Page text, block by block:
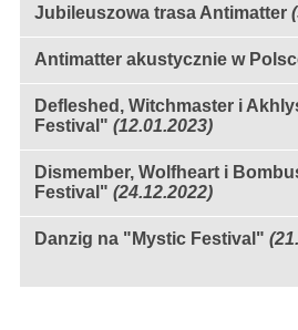
Jubileuszowa trasa Antimatter
Antimatter akustycznie w
Defleshed, Witchmaster i
Festival" (12.01.2023)
Dismember, Wolfheart i
Festival" (24.12.2022)
Danzig na "Mystic Festival"